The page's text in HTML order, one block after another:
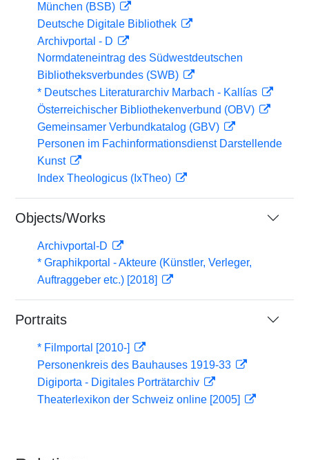
München (BSB)
Deutsche Digitale Bibliothek
Archivportal - D
Normdateneintrag des Südwestdeutschen
Bibliotheksverbundes (SWB)
* Deutsches Literaturarchiv Marbach - Kallías
Österreichischer Bibliothekenverbund (OBV)
Gemeinsamer Verbundkatalog (GBV)
Personen im Fachinformationsdienst Darstellende
Kunst
Index Theologicus (IxTheo)
Objects/Works
Archivportal-D
* Graphikportal - Akteure (Künstler, Verleger,
Auftraggeber etc.) [2018]
Portraits
* Filmportal [2010-]
Personenkreis des Bauhauses 1919-33
Digiporta - Digitales Porträtarchiv
Theaterlexikon der Schweiz online [2005]